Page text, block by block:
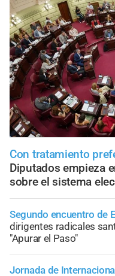
Con tratamiento
Diputados empieza
sobre el sistema
Segundo encuentro de
dirigentes radicales
"Apurar el Paso"
Jornada de